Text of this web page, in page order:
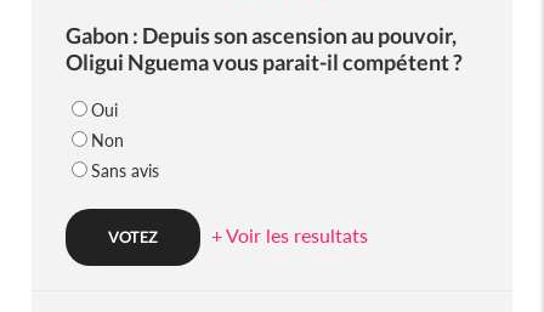
Gabon : Depuis son ascension au pouvoir,
Oligui Nguema vous parait-il compétent ?
Oui
Non
Sans avis
+ Voir les resultats